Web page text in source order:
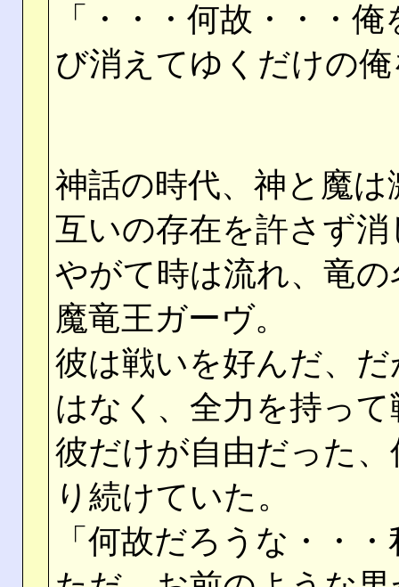
「・・・何故・・・
び消えてゆくだけの
神話の時代、神と魔
互いの存在を許さず
やがて時は流れ、竜
魔竜王ガーヴ。
彼は戦いを好んだ、
はなく、全力を持っ
彼だけが自由だった
り続けていた。
「何故だろうな・・